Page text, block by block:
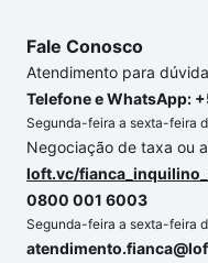
Fale Conosco
Atendimento para
Telefone e WhatsApp:
Segunda-feira a sexta-feira
Negociação de taxa ou
loft.vc/
0800 001 6003
Segunda-feira a sexta-feira